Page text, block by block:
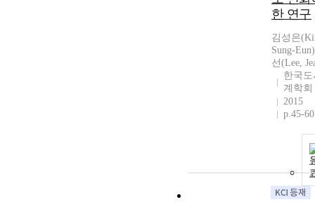
한 연구
김성은
Sung-
선(Lee,
한국
계학회
2015
p.45-60